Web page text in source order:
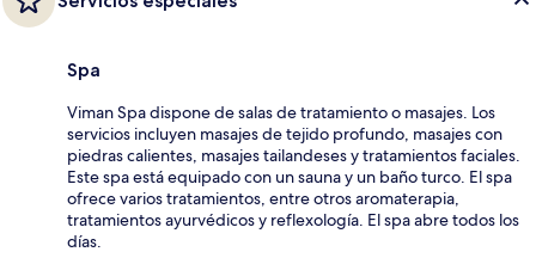
Spa
Viman Spa dispone de salas de tratamiento o masajes. Los
servicios incluyen masajes de tejido profundo, masajes con
piedras calientes, masajes tailandeses y tratamientos faciales.
Este spa está equipado con un sauna y un baño turco. El spa
ofrece varios tratamientos, entre otros aromaterapia,
tratamientos ayurvédicos y reflexología. El spa abre todos los
días.